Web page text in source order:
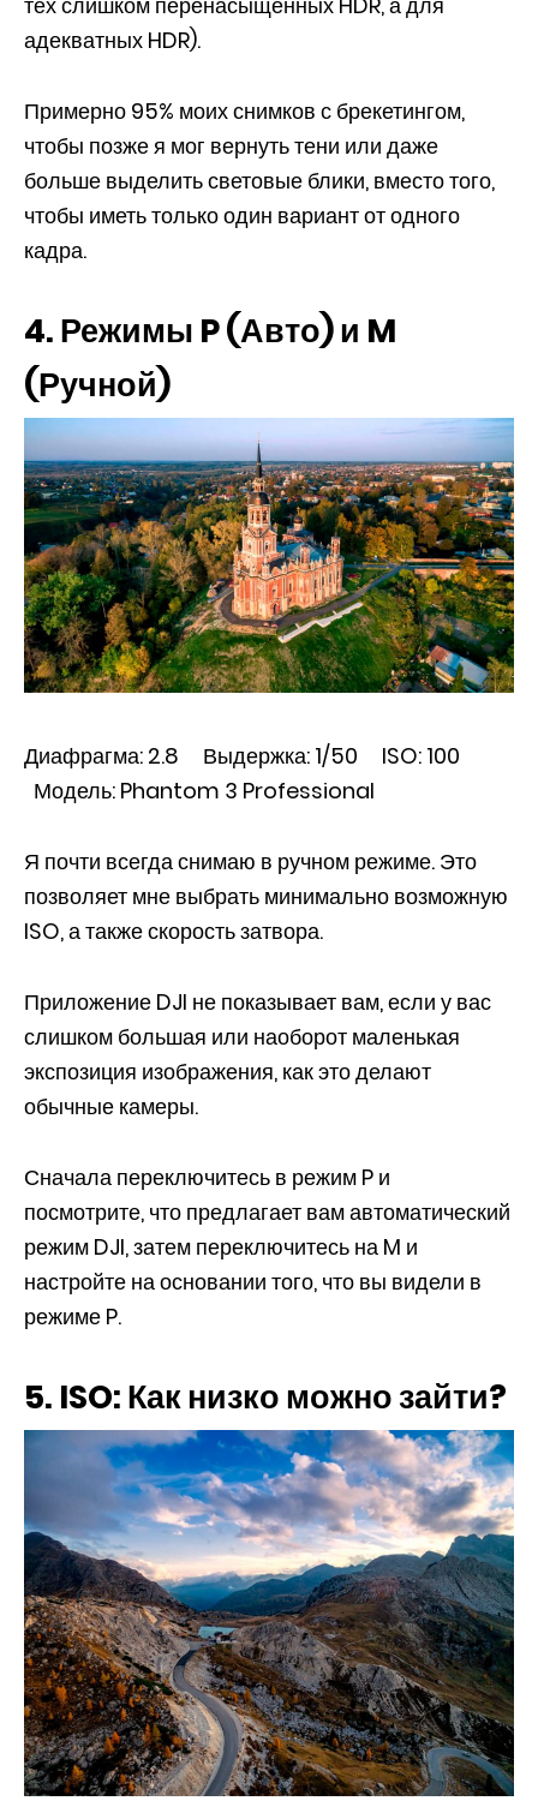
адекватных HDR).
Примерно 95% моих снимков с брекетингом,
чтобы позже я мог вернуть тени или даже
больше выделить световые блики, вместо того,
чтобы иметь только один вариант от одного
кадра.
4. Режимы P (Авто) и M
(Ручной)
Диафрагма: 2.8 Выдержка: 1/50 ISO: 100
Модель: Phantom 3 Professional
Я почти всегда снимаю в ручном режиме. Это
позволяет мне выбрать минимально возможную
ISO, а также скорость затвора.
Приложение DJI не показывает вам, если у вас
слишком большая или наоборот маленькая
экспозиция изображения, как это делают
обычные камеры.
Сначала переключитесь в режим P и
посмотрите, что предлагает вам автоматический
режим DJI, затем переключитесь на M и
настройте на основании того, что вы видели в
режиме P.
5. ISO: Как низко можно зайти?